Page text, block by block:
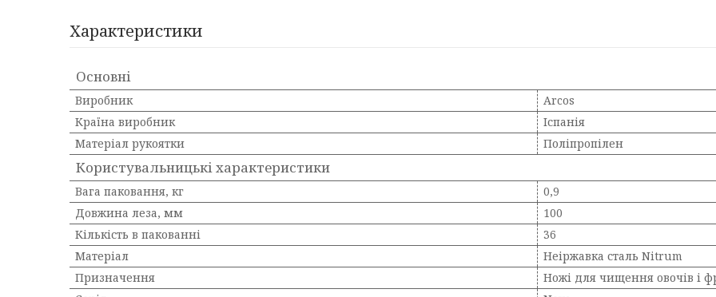
Характеристики
Основні
Виробник
Arcos
Країна виробник
Іспанія
Матеріал рукоятки
Поліпропілен
Користувальницькі характеристики
Вага паковання, кг
0,9
Довжина леза, мм
100
Кількість в пакованні
36
Матеріал
Неіржавка сталь Nitrum
Призначення
Ножі для чищення овочів і